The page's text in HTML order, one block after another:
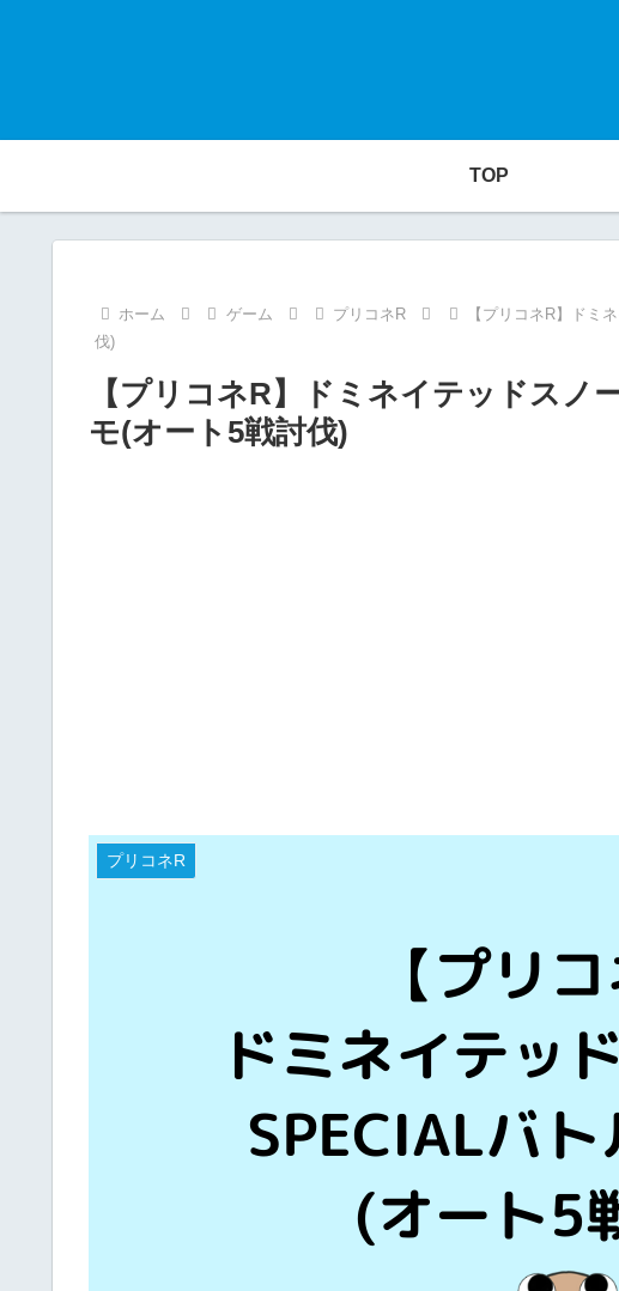
TOP
ホーム ゲーム プリコネR
【プリコネR】ドミ
伐)
【プリコネR】ドミネイテッドスノ
モ(オート5戦討伐)
プリコネR